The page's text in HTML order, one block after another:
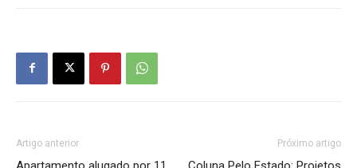
Artigo anterior Próximo artigo